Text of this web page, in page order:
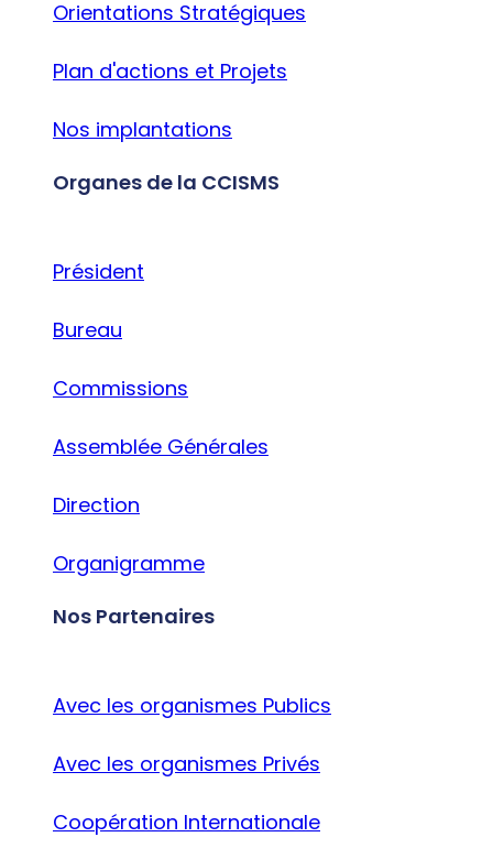
Orientations Stratégiques
Plan d'actions et Projets
Nos implantations
Organes de la CCISMS
Président
Bureau
Commissions
Assemblée Générales
Direction
Organigramme
Nos Partenaires
Avec les organismes Publics
Avec les organismes Privés
Coopération Internationale